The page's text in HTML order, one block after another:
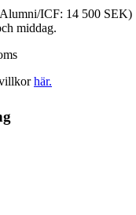
ICF: 14 500 SEK)
middag.
här.